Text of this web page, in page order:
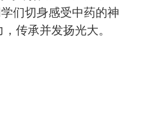
们切身感受中药的神
， 传承并发扬光大。